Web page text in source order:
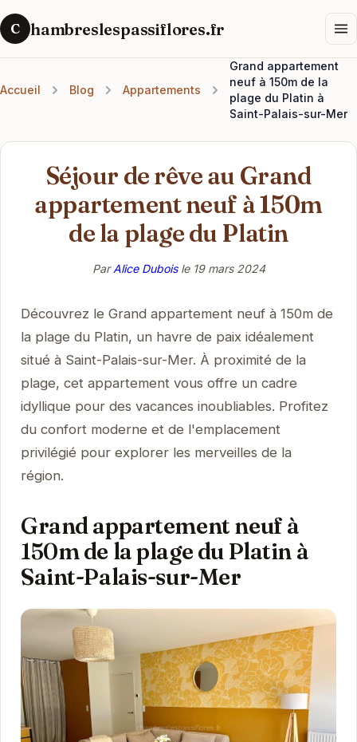
C hambreslespassiflores.fr
Accueil Blog Appartements
Grand appartement
neuf à 150m de la
plage du Platin à
Saint-Palais-sur-Mer
Séjour de rêve au Grand
appartement neuf à 150m
de la plage du Platin
ParAlice Duboisle 19 mars 2024
Découvrez le Grand appartement neuf à 150m de
la plage du Platin, un havre de paix idéalement
situé à Saint-Palais-sur-Mer. À proximité de la
plage, cet appartement vous offre un cadre
idyllique pour des vacances inoubliables. Profitez
du confort moderne et de l'emplacement
privilégié pour explorer les merveilles de la
région.
Grand appartement neuf à
150m de la plage du Platin à
Saint-Palais-sur-Mer